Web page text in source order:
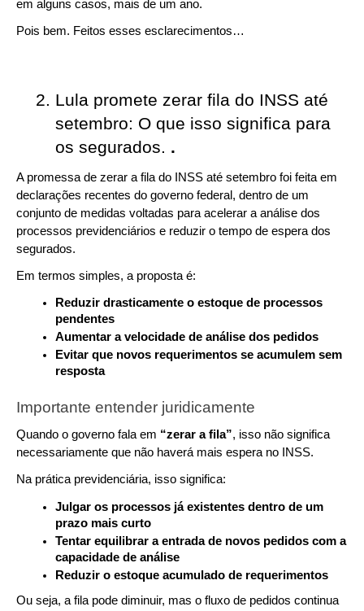
em alguns casos, mais de um ano.
Pois bem. Feitos esses esclarecimentos…
Lula promete zerar fila do INSS até
setembro: O que isso significa para
os segurados. .
A promessa de zerar a fila do INSS até setembro foi feita em
declarações recentes do governo federal, dentro de um
conjunto de medidas voltadas para acelerar a análise dos
processos previdenciários e reduzir o tempo de espera dos
segurados.
Em termos simples, a proposta é:
Reduzir drasticamente o estoque de processos
pendentes
Aumentar a velocidade de análise dos pedidos
Evitar que novos requerimentos se acumulem sem
resposta
Importante entender juridicamente
Quando o governo fala em “zerar a fila”, isso não significa
necessariamente que não haverá mais espera no INSS.
Na prática previdenciária, isso significa:
Julgar os processos já existentes dentro de um
prazo mais curto
Tentar equilibrar a entrada de novos pedidos com a
capacidade de análise
Reduzir o estoque acumulado de requerimentos
Ou seja, a fila pode diminuir, mas o fluxo de pedidos continua